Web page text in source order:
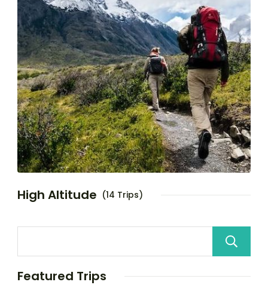
High Altitude (14 Trips)
Featured Trips